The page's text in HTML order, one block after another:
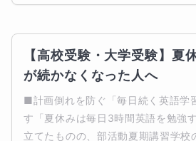
【高校受験・大学受験】夏
が続かなくなった人へ
■計画倒れを防ぐ「毎日続く英語学
す「夏休みは毎日3時間英語を勉強
立てたものの、部活動夏期講習学校